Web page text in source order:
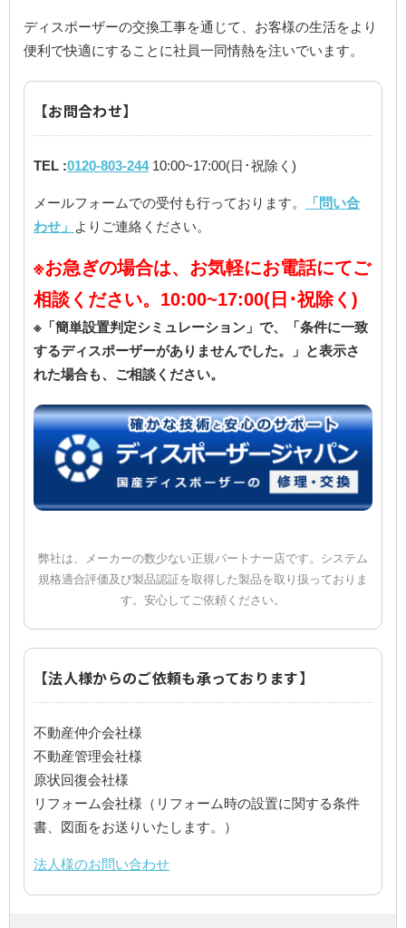
ディスポーザーの交換工事を通じて、お客様の生活をより
便利で快適にすることに社員一同情熱を注いでいます。
【お問合わせ】
TEL :0120-803-244 10:00~17:00(日･祝除く)
メールフォームでの受付も行っております。
「問い合
わせ」 よりご連絡ください。
※お急ぎの場合は、お気軽にお電話にてご
相談ください。10:00~17:00(日･祝除く)
※「簡単設置判定シミュレーション」で、「条件に一致
するディスポーザーがありませんでした。」と表示さ
れた場合も、ご相談ください。
弊社は、メーカーの数少ない正規パートナー店です。システム
規格適合評価及び製品認証を取得した製品を取り扱っておりま
す。安心してご依頼ください。
【法人様からのご依頼も承っております】
不動産仲介会社様
不動産管理会社様
原状回復会社様
リフォーム会社様（リフォーム時の設置に関する条件
書、図面をお送りいたします。）
法人様のお問い合わせ